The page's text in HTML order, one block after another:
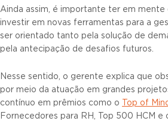
Ainda assim, é importante ter em mente
investir em novas ferramentas para a
ser orientado tanto pela solução de
pela antecipação de desafios futuros.
Nesse sentido, o gerente explica que
por meio da atuação em grandes
contínuo em prêmios como o
Top of
Fornecedores para RH, Top 500 HCM e